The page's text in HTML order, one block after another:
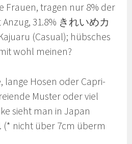
Frauen, tragen nur 8% der
31.8% きれいめカ
(Casual); hübsches
wohl meinen?
lange Hosen oder Capri-
Muster oder viel
sieht man in Japan
(* nicht über 7cm überm